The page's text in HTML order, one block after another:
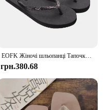
EOFK Жіночі шльопанці Тапочки Літо 2021. Мода на відкритому повітрі Bling Жіноче взуття Тапочки Пляжні літні шльопанці Сандалії EVA TPU
грн.380.68